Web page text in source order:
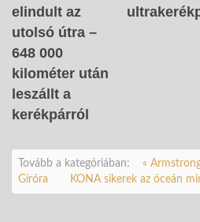
elindult az
utolsó útra –
648 000
kilométer után
leszállt a
kerékpárról
Tovább a kategóriában:
«
Giróra
KONA sikerek az óceán